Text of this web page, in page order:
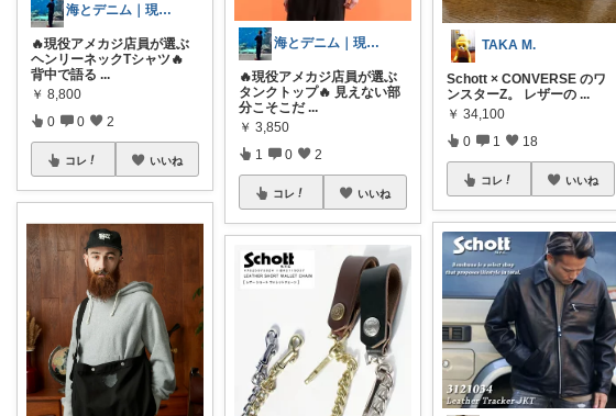
海とデニム｜現役アメカジ店員
🔥現役アメカジ店員が選ぶ
ヘンリーネックTシャツ🔥
背中で語る ...
￥ 8,800
0 0 2
コレ いいね
海とデニム｜現役アメカジ店員
🔥現役アメカジ店員が選ぶ
タンクトップ🔥 見えない部
分こそこだ ...
￥ 3,850
1 0 2
コレ いいね
TAKA M.
Schott × CONVERSE のワ
ンスターZ。 レザーの ...
￥ 34,100
0 1 18
コレ いいね